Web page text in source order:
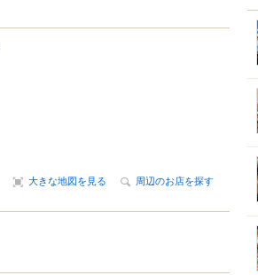
大きな地図を見る 周辺のお店を探す